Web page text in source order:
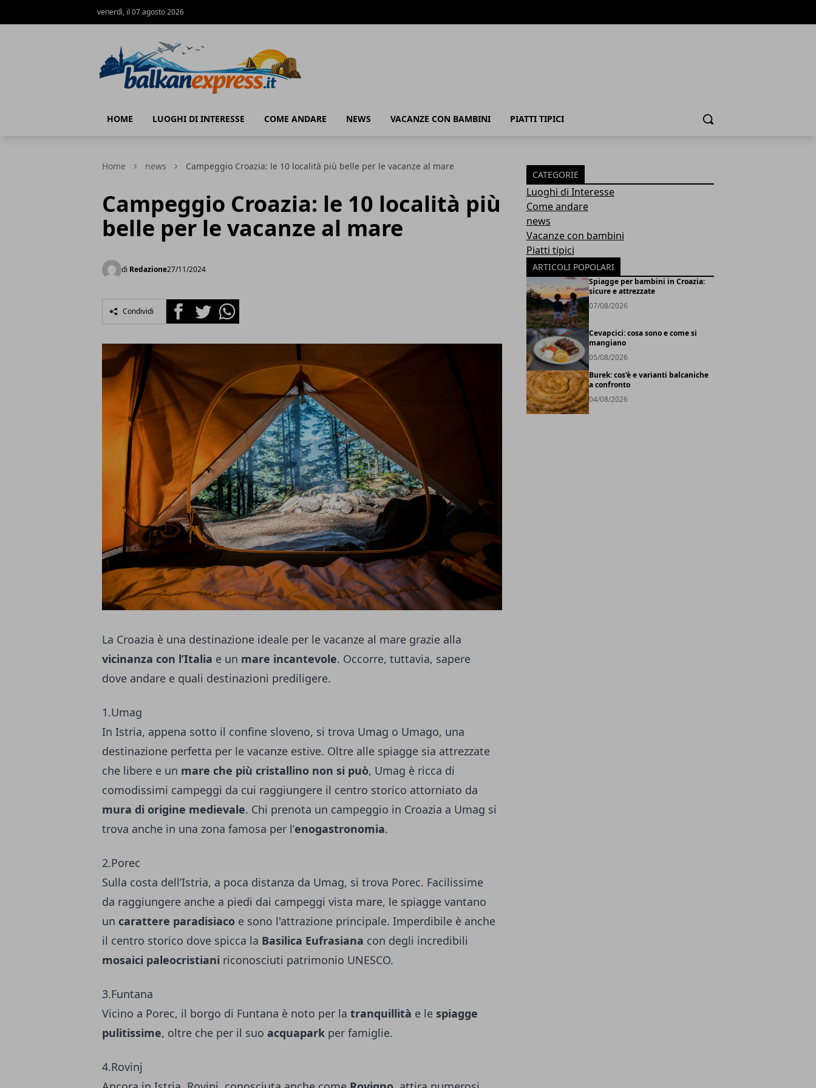
venerdì, il 07 agosto 2026
HOME LUOGHI DI INTERESSE COME ANDARE NEWS VACANZE CON BAMBINI PIATTI TIPICI Cerca
Home news Campeggio Croazia: le 10 località più belle per le vacanze al mare
Campeggio Croazia: le 10 località più
belle per le vacanze al mare
di Redazione27/11/2024
Condividi FacebookTwitterWhatsapp
La Croazia è una destinazione ideale per le vacanze al mare grazie alla
vicinanza con l’Italia e un mare incantevole. Occorre, tuttavia, sapere
dove andare e quali destinazioni prediligere.
1.Umag
In Istria, appena sotto il confine sloveno, si trova Umag o Umago, una
destinazione perfetta per le vacanze estive. Oltre alle spiagge sia attrezzate
che libere e un mare che più cristallino non si può, Umag è ricca di
comodissimi campeggi da cui raggiungere il centro storico attorniato da
mura di origine medievale. Chi prenota un campeggio in Croazia a Umag si
trova anche in una zona famosa per l’enogastronomia.
2.Porec
Sulla costa dell’Istria, a poca distanza da Umag, si trova Porec. Facilissime
da raggiungere anche a piedi dai campeggi vista mare, le spiagge vantano
un carattere paradisiaco e sono l'attrazione principale. Imperdibile è anche
il centro storico dove spicca la Basilica Eufrasiana con degli incredibili
mosaici paleocristiani riconosciuti patrimonio UNESCO.
3.Funtana
Vicino a Porec, il borgo di Funtana è noto per la tranquillità e le spiagge
pulitissime, oltre che per il suo acquapark per famiglie.
4.Rovinj
CATEGORIE
Luoghi di Interesse
Come andare
news
Vacanze con bambini
Piatti tipici
ARTICOLI POPOLARI
Spiagge per bambini in Croazia:
sicure e attrezzate
07/08/2026
Cevapcici: cosa sono e come si
mangiano
05/08/2026
Burek: cos'è e varianti balcaniche
a confronto
04/08/2026